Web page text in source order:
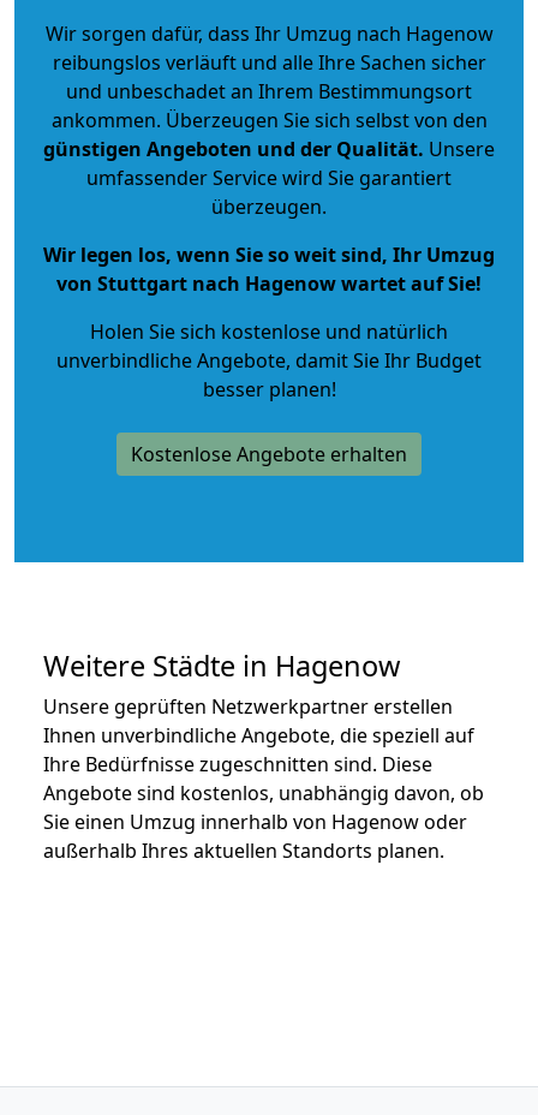
Wir sorgen dafür, dass Ihr Umzug nach Hagenow
reibungslos verläuft und alle Ihre Sachen sicher
und unbeschadet an Ihrem Bestimmungsort
ankommen. Überzeugen Sie sich selbst von den
günstigen Angeboten und der Qualität. Unsere
umfassender Service wird Sie garantiert
überzeugen.
Wir legen los, wenn Sie so weit sind, Ihr Umzug
von Stuttgart nach Hagenow wartet auf Sie!
Holen Sie sich kostenlose und natürlich
unverbindliche Angebote, damit Sie Ihr Budget
besser planen!
Kostenlose Angebote erhalten
Weitere Städte in Hagenow
Unsere geprüften Netzwerkpartner erstellen
Ihnen unverbindliche Angebote, die speziell auf
Ihre Bedürfnisse zugeschnitten sind. Diese
Angebote sind kostenlos, unabhängig davon, ob
Sie einen Umzug innerhalb von Hagenow oder
außerhalb Ihres aktuellen Standorts planen.